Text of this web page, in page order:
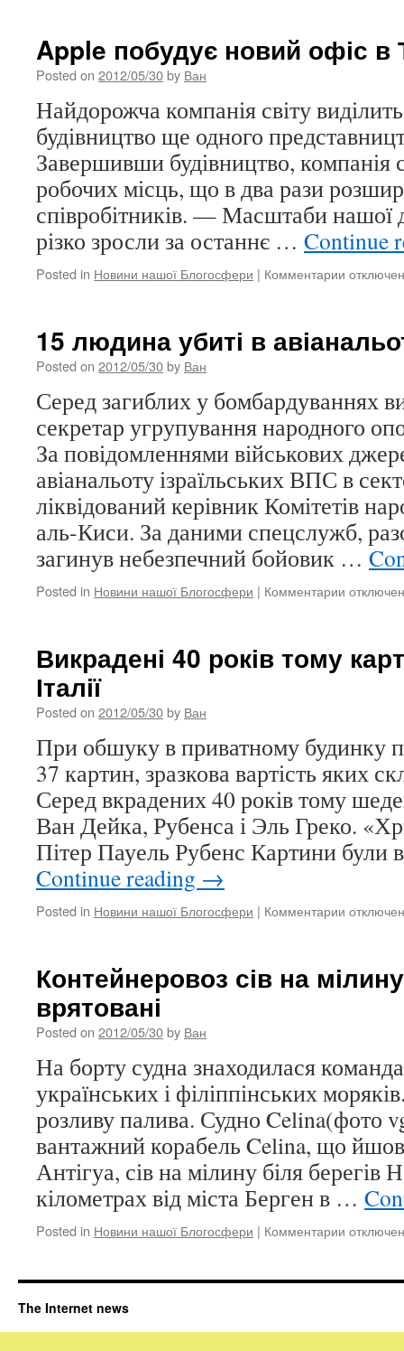
236
під
час
свята
Apple побудує новий офіс в
Posted on 2012/05/30by Ван
Найдорожча компанія світу
будівництво ще одного
Завершивши будівництво, компанія
робочих місць, що в два рази
співробітників. — Масштаби нашої
різко зросли за останнє … Continue
Posted in Новини нашої Блогосфери | Комментарии к
новий
Техасі
15 людина убиті в
Posted on 2012/05/30by Ван
Серед загиблих у бомбардуваннях
секретар угрупування народного
За повідомленнями військових
авіанальоту ізраїльських ВПС в
ліквідований керівник Комітетів
аль-Киси. За даними спецслужб,
загинув небезпечний бойовик …
Posted in Новини нашої Блогосфери | Комментарии к
убиті
Газа
Викрадені 40 років тому
Італії
Posted on 2012/05/30by Ван
При обшуку в приватному будинку
37 картин, зразкова вартість яких
Серед вкрадених 40 років тому
Ван Дейка, Рубенса і Эль Греко.
Пітер Пауель Рубенс Картини були
Continue reading →
Posted in Новини нашої Блогосфери | Комментарии к
років
Італії
Контейнеровоз сів на
врятовані
Posted on 2012/05/30by Ван
На борту судна знаходилася
українських і філіппінських
розливу палива. Судно Celina(фото
вантажний корабель Celina, що
Антігуа, сів на мілину біля берегів
кілометрах від міста Берген в …
Posted in Новини нашої Блогосфери | Комментарии к
сів
The Internet news